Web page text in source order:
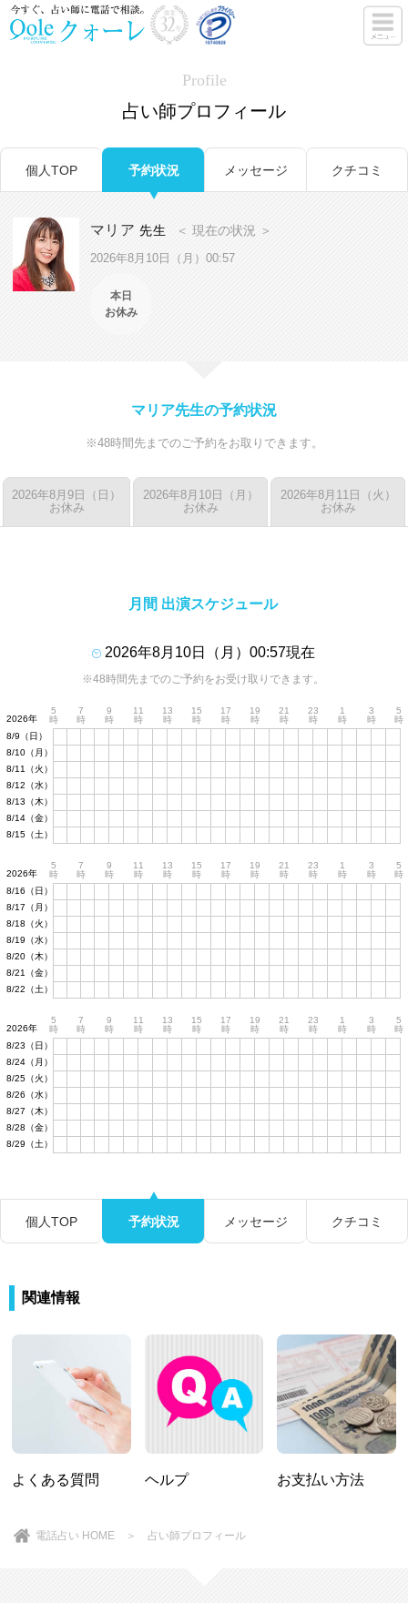
Profile
占い師プロフィール
個人TOP 予約状況 メッセージ クチコミ
マリア 先生 ＜ 現在の状況 ＞
2026年8月10日（月）00:57
本日
お休み
マリア先生の予約状況
※48時間先までのご予約をお取りできます。
2026年8月9日（日）
お休み
2026年8月10日（月）
お休み
2026年8月11日（火）
お休み
月間 出演スケジュール
2026年8月10日（月）00:57現在
※48時間先までのご予約をお受け取りできます。
2026年
5
時
7
時
9
時
11
時
13
時
15
時
17
時
19
時
21
時
23
時
1
時
3
時
5
時
8/9（日）
8/10（月）
8/11（火）
8/12（水）
8/13（木）
8/14（金）
8/15（土）
2026年
5
時
7
時
9
時
11
時
13
時
15
時
17
時
19
時
21
時
23
時
1
時
3
時
5
時
8/16（日）
8/17（月）
8/18（火）
8/19（水）
8/20（木）
8/21（金）
8/22（土）
2026年
5
時
7
時
9
時
11
時
13
時
15
時
17
時
19
時
21
時
23
時
1
時
3
時
5
時
8/23（日）
8/24（月）
8/25（火）
8/26（水）
8/27（木）
8/28（金）
8/29（土）
個人TOP 予約状況 メッセージ クチコミ
関連情報
よくある質問 ヘルプ お支払い方法
電話占い HOME ＞ 占い師プロフィール